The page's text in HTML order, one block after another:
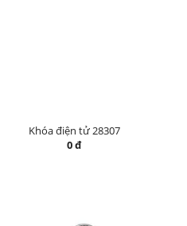
Khóa điện tử 28307
0 đ